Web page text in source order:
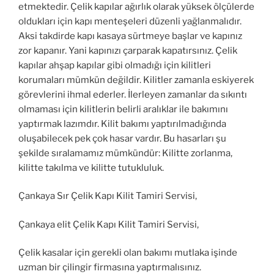
etmektedir. Çelik kapılar ağırlık olarak yüksek ölçülerde
oldukları için kapı menteşeleri düzenli yağlanmalıdır.
Aksi takdirde kapı kasaya sürtmeye başlar ve kapınız
zor kapanır. Yani kapınızı çarparak kapatırsınız. Çelik
kapılar ahşap kapılar gibi olmadığı için kilitleri
korumaları mümkün değildir. Kilitler zamanla eskiyerek
görevlerini ihmal ederler. İlerleyen zamanlar da sıkıntı
olmaması için kilitlerin belirli aralıklar ile bakımını
yaptırmak lazımdır. Kilit bakımı yaptırılmadığında
oluşabilecek pek çok hasar vardır. Bu hasarları şu
şekilde sıralamamız mümkündür: Kilitte zorlanma,
kilitte takılma ve kilitte tutukluluk.
Çankaya Sır Çelik Kapı Kilit Tamiri Servisi,
Çankaya elit Çelik Kapı Kilit Tamiri Servisi,
Çelik kasalar için gerekli olan bakımı mutlaka işinde
uzman bir çilingir firmasına yaptırmalısınız.